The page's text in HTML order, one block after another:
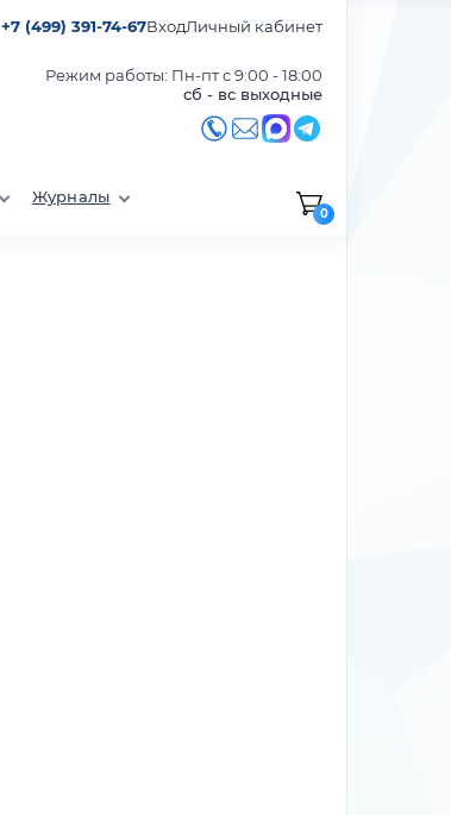
+7 (499) 391-74-67ВходЛичный кабинет
Режим работы: Пн-пт с 9:00 - 18:00
сб - вс выходные
Журналы
0